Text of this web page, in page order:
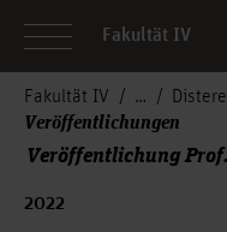
Fakultät IV
Fakultät IV
Veröffentlichungen
Veröffentlichung
2022